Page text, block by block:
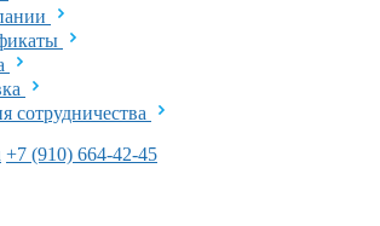
сотрудничества
+7 (910) 664-42-45